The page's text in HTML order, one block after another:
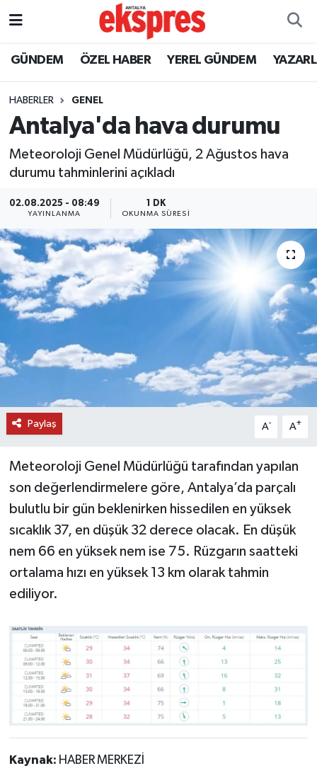
GÜNDEM ÖZEL HABER YEREL GÜNDEM
HABERLER GENEL
Antalya'da hava durumu
Meteoroloji Genel Müdürlüğü, 2 Ağustos hava
durumu tahminlerini açıkladı
02.08.2025 - 08:49
YAYINLANMA
1 DK
OKUNMA SÜRESI
Paylaş A- A+
Meteoroloji Genel Müdürlüğü tarafından yapılan
son değerlendirmelere göre, Antalya’da parçalı
bulutlu bir gün beklenirken hissedilen en yüksek
sıcaklık 37, en düşük 32 derece olacak. En düşük
nem 66 en yüksek nem ise 75. Rüzgarın saatteki
ortalama hızı en yüksek 13 km olarak tahmin
ediliyor.
Kaynak: HABER MERKEZİ
ÖZEL HABER
YEREL GÜNDEM
EKONOMİ
KÜLTÜR - SANAT
SPOR
SİYASET
SAĞLIK
DÜNYA
TURİZM
VİDEO HABERLER
YAZARLAR
RESMİ İLAN
MAGAZİN
Nöbetçi Eczaneler
Trafik Durumu
Süper Lig Puan Durumu ve Fikstür
Tüm Manşetler
Son Dakika Haberleri
Haber Arşivi